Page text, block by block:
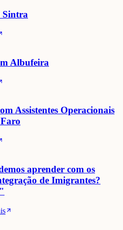
Sintra
Albufeira
Assistentes Operacionais
aprender com os
de Imigrantes?